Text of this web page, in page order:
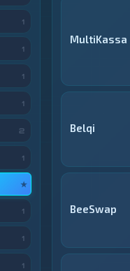
MultiKassa
Belqi
BeeSwap
1
1
1
1
2
1
★
1
1
1